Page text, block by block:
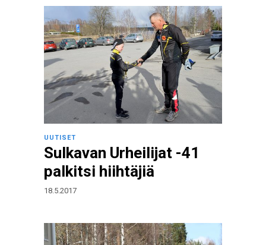
UUTISET
Sulkavan Urheilijat -41
palkitsi hiihtäjiä
18.5.2017